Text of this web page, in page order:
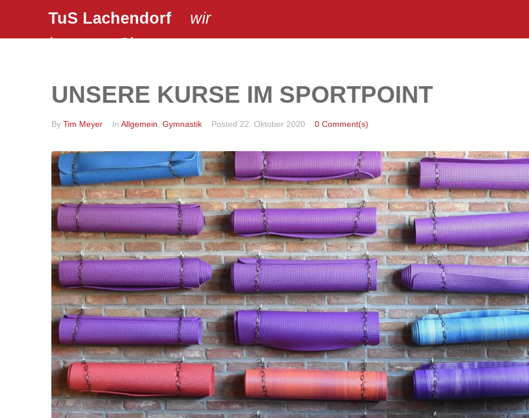
TuS Lachendorf
wir
bewegen Sie …
UNSERE KURSE IM SPORTPOINT
By Tim Meyer In Allgemein Gymnastik Posted 22. Oktober 2020 0 Comment(s)